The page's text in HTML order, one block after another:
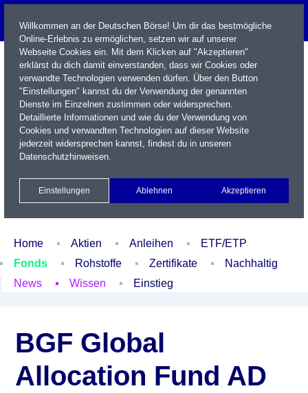
Name / WKN / ISIN / Kürzel
Xetra Realtime
Watchlist Portfolio Login
Home Aktien Anleihen
ETF/ETP
Fonds
Rohstoffe Zertifikate
Nachhaltig
News
Wissen Einstieg
BGF Global
Allocation Fund AD
Willkommen an der Deutschen Börse! Um dir das bestmögliche
Online-Erlebnis zu ermöglichen, setzen wir auf unserer
Webseite Cookies ein. Mit dem Klicken auf "Akzeptieren"
erklärst du dich damit einverstanden, dass wir Cookies oder
verwandte Technologien verwenden dürfen. Über den Button
"Einstellungen" kannst du der Verwendung der genannten
Dienste im Einzelnen zustimmen oder widersprechen.
Detaillierte Informationen und wie du der Verwendung von
Cookies und verwandten Technologien auf dieser Website
jederzeit widersprechen kannst, findest du in unseren
Datenschutzhinweisen.
Einstellungen Ablehnen Akzeptieren